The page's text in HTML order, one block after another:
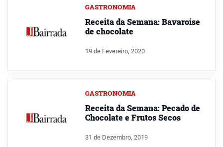
GASTRONOMIA
Receita da Semana: Bavaroise
de chocolate
19 de Fevereiro, 2020
GASTRONOMIA
Receita da Semana: Pecado de
Chocolate e Frutos Secos
31 de Dezembro, 2019